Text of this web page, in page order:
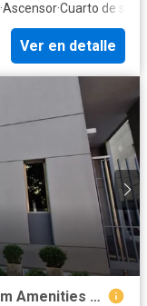
·Ascensor·Cuarto de
Ver en detalle
Alquiler 2 ambientes Torre Premium Amenities TOP